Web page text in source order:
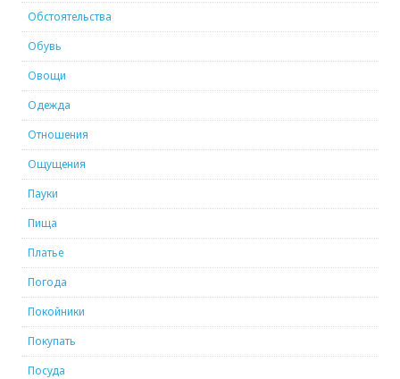
Обстоятельства
Обувь
Овощи
Одежда
Отношения
Ощущения
Пауки
Пища
Платье
Погода
Покойники
Покупать
Посуда